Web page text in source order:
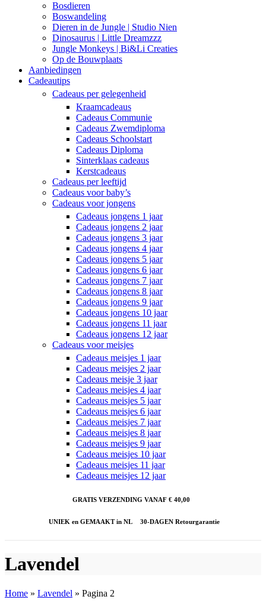
Bosdieren
Boswandeling
Dieren in de Jungle | Studio Nien
Dinosaurus | Little Dreamzzz
Jungle Monkeys | Bi&Li Creaties
Op de Bouwplaats
Aanbiedingen
Cadeautips
Cadeaus per gelegenheid
Kraamcadeaus
Cadeaus Communie
Cadeaus Zwemdiploma
Cadeaus Schoolstart
Cadeaus Diploma
Sinterklaas cadeaus
Kerstcadeaus
Cadeaus per leeftijd
Cadeaus voor baby’s
Cadeaus voor jongens
Cadeaus jongens 1 jaar
Cadeaus jongens 2 jaar
Cadeaus jongens 3 jaar
Cadeaus jongens 4 jaar
Cadeaus jongens 5 jaar
Cadeaus jongens 6 jaar
Cadeaus jongens 7 jaar
Cadeaus jongens 8 jaar
Cadeaus jongens 9 jaar
Cadeaus jongens 10 jaar
Cadeaus jongens 11 jaar
Cadeaus jongens 12 jaar
Cadeaus voor meisjes
Cadeaus meisjes 1 jaar
Cadeaus meisjes 2 jaar
Cadeaus meisje 3 jaar
Cadeaus meisjes 4 jaar
Cadeaus meisjes 5 jaar
Cadeaus meisjes 6 jaar
Cadeaus meisjes 7 jaar
Cadeaus meisjes 8 jaar
Cadeaus meisjes 9 jaar
Cadeaus meisjes 10 jaar
Cadeaus meisjes 11 jaar
Cadeaus meisjes 12 jaar
GRATIS VERZENDING VANAF € 40,00
UNIEK en GEMAAKT in NL 30-DAGEN Retourgarantie
Lavendel
Home » Lavendel » Pagina 2